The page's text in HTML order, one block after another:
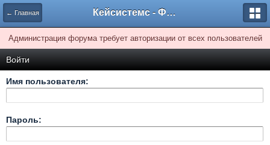
← Главная Кейсистемс - Форумы
Администрация форума требует авторизации от всех пользователей
Войти
Имя пользователя:
Пароль: